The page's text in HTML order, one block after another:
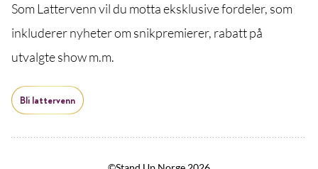
Som Lattervenn vil du motta eksklusive fordeler, som
inkluderer nyheter om snikpremierer, rabatt på
utvalgte show m.m.
Bli lattervenn